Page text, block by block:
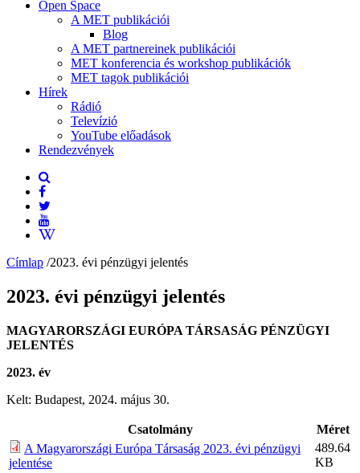
Open Space
A MET publikációi
Blog
A MET partnereinek publikációi
MET konferencia és workshop publikációk
MET tagok publikációi
Hírek
Rádió
Televízió
YouTube előadások
Rendezvények
Címlap /2023. évi pénzügyi jelentés
2023. évi pénzügyi jelentés
MAGYARORSZÁGI EURÓPA TÁRSASÁG PÉNZÜGYI
JELENTÉS
2023. év
Kelt: Budapest, 2024. május 30.
Csatolmány
Méret
A Magyarországi Európa Társaság 2023. évi pénzügyi
jelentése
489.64
KB